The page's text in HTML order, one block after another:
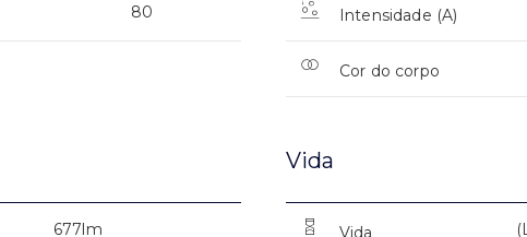
80 Intensidade (A)
Cor do corpo
677lm
Vida
Vida